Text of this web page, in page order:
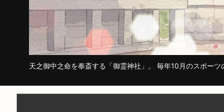
天之御中之命を奉斎する「御霊神社」。 毎年10月のスポーツ